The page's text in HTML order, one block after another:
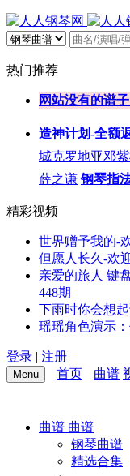
热门推荐
网站没有的谱
造神计划-全额
城克罗地亚邓
薛之谦 钢琴指
精彩视频
世界赠予我的-
但愿人长久-欢
亲爱的旅人 键
448期
下雨时你会想
瑶瑶角色演示
登录 | 注册
Menu 首页 曲谱
曲谱 曲谱
钢琴曲谱
精选合集